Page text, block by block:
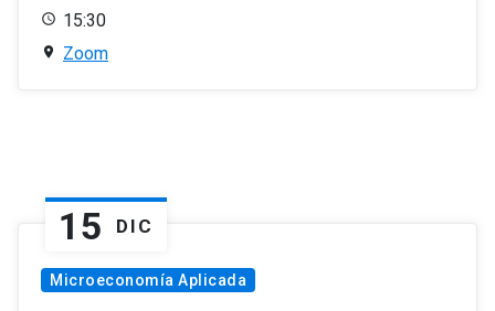
15:30
Zoom
15 DIC
Microeconomía Aplicada